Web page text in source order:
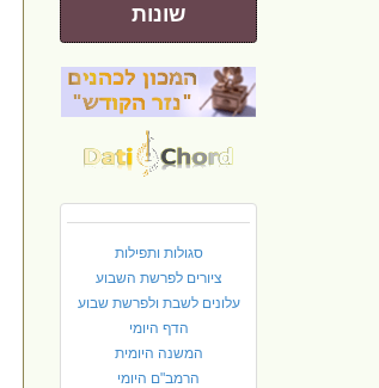
שונות
סגולות ותפילות
ציורים לפרשת השבוע
עלונים לשבת ולפרשת שבוע
הדף היומי
המשנה היומית
הרמב"ם היומי